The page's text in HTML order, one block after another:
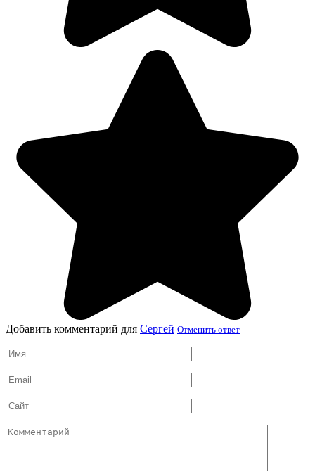
Добавить комментарий для Сергей Отменить ответ
Имя
*
Email
*
Сайт
Комментарий